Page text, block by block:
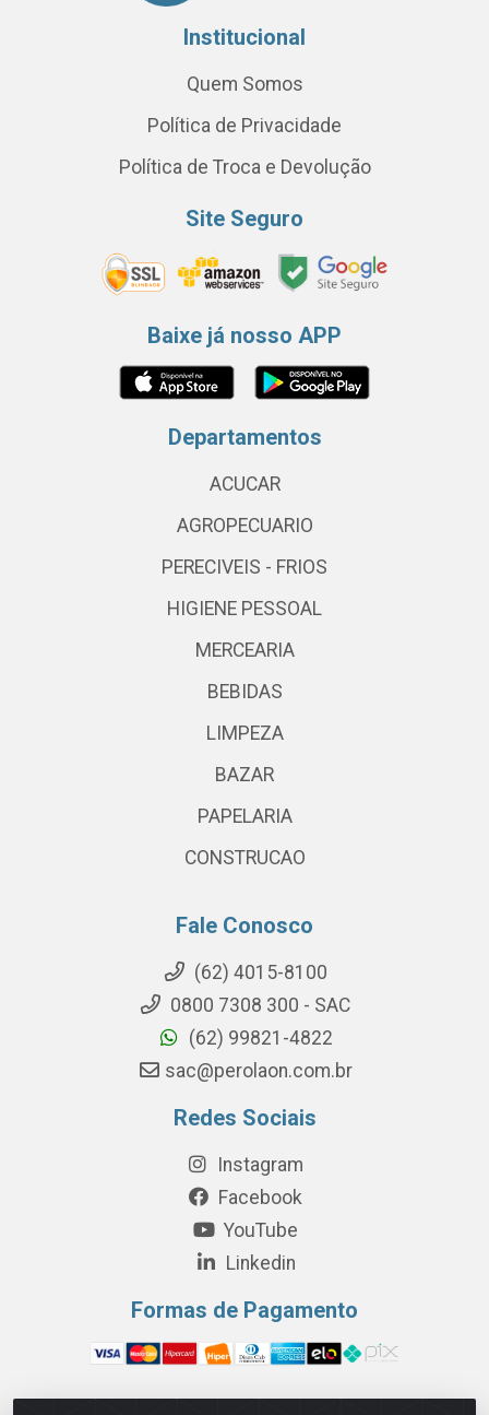
Institucional
Quem Somos
Política de Privacidade
Política de Troca e Devolução
Site Seguro
Baixe já nosso APP
Departamentos
ACUCAR
AGROPECUARIO
PERECIVEIS - FRIOS
HIGIENE PESSOAL
MERCEARIA
BEBIDAS
LIMPEZA
BAZAR
PAPELARIA
CONSTRUCAO
Fale Conosco
(62) 4015-8100
0800 7308 300 - SAC
(62) 99821-4822
sac@perolaon.com.br
Redes Sociais
Instagram
Facebook
YouTube
Linkedin
Formas de Pagamento